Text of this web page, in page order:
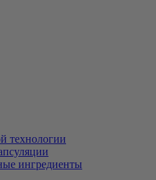
технологии
ингредиенты